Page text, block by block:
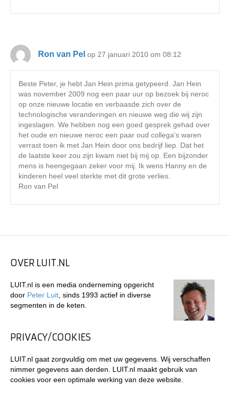
Ron van Pel op 27 januari 2010 om 08:12
Beste Peter, je hebt Jan Hein prima getypeerd. Jan Hein
was november 2009 nog een paar uur op bezoek bij neroc
op onze nieuwe locatie en verbaasde zich over de
technologische veranderingen en nieuwe weg die wij zijn
ingeslagen. We hebben nog een goed gesprek gehad over
het oude en nieuwe neroc een paar oud collega’s waren
verrast toen ik met Jan Hein door ons bedrijf liep. Dat het
de laatste keer zou zijn kwam niet bij mij op. Een bijzonder
mens is heengegaan zeker voor mij. Ik wens Hanny en de
kinderen heel veel sterkte met dit grote verlies.
Ron van Pel
OVER LUIT.NL
LUIT.nl is een media onderneming opgericht
door Peter Luit , sinds 1993 actief in diverse
segmenten in de keten.
PRIVACY/COOKIES
LUIT.nl gaat zorgvuldig om met uw gegevens. Wij verschaffen
nimmer gegevens aan derden. LUIT.nl maakt gebruik van
cookies voor een optimale werking van deze website.